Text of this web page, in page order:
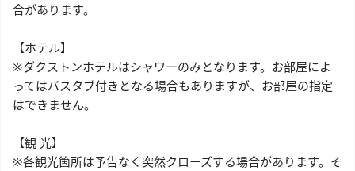
合があります。
【ホテル】
※ダクストンホテルはシャワーのみとなります。お部屋によ
ってはバスタブ付きとなる場合もありますが、お部屋の指定
はできません。
【観 光】
※各観光箇所は予告なく突然クローズする場合があります。そ